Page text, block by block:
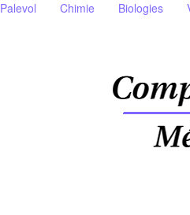
Palevol Chimie Biologies